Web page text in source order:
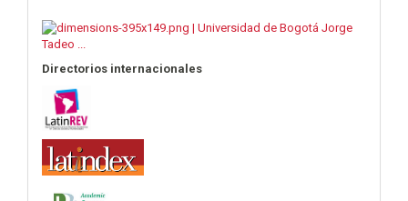
Directorios internacionales